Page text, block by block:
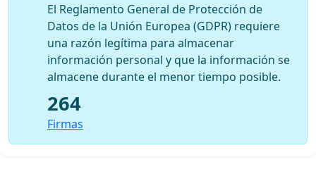
El Reglamento General de Protección de
Datos de la Unión Europea (GDPR) requiere
una razón legítima para almacenar
información personal y que la información se
almacene durante el menor tiempo posible.
264
Firmas